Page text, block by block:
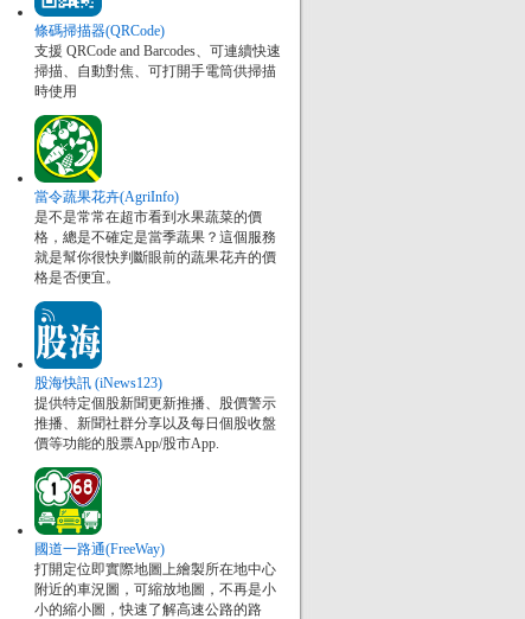
條碼掃描器(QRCode)
支援 QRCode and Barcodes、可連續快速
掃描、自動對焦、可打開手電筒供掃描
時使用
當令蔬果花卉(AgriInfo)
是不是常常在超市看到水果蔬菜的價
格，總是不確定是當季蔬果？這個服務
就是幫你很快判斷眼前的蔬果花卉的價
格是否便宜。
股海快訊 (iNews123)
提供特定個股新聞更新推播、股價警示
推播、新聞社群分享以及每日個股收盤
價等功能的股票App/股市App.
國道一路通(FreeWay)
打開定位即實際地圖上繪製所在地中心
附近的車況圖，可縮放地圖，不再是小
小的縮小圖，快速了解高速公路的路